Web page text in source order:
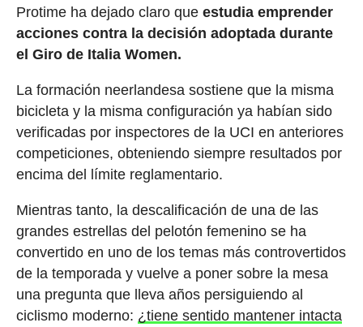
Protime ha dejado claro que estudia emprender
acciones contra la decisión adoptada durante
el Giro de Italia Women.
La formación neerlandesa sostiene que la misma
bicicleta y la misma configuración ya habían sido
verificadas por inspectores de la UCI en anteriores
competiciones, obteniendo siempre resultados por
encima del límite reglamentario.
Mientras tanto, la descalificación de una de las
grandes estrellas del pelotón femenino se ha
convertido en uno de los temas más controvertidos
de la temporada y vuelve a poner sobre la mesa
una pregunta que lleva años persiguiendo al
ciclismo moderno: ¿tiene sentido mantener intacta